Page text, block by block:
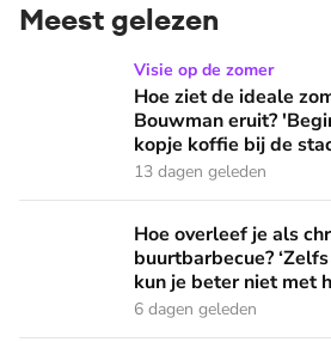
Meest gelezen
Hoe ziet de ideale zomerdag van
Visie op de zomer
Hoe ziet de ideale
Bouwman eruit?
kopje koffie bij de
13 dagen geleden
Hoe overleef je als christen de
Hoe overleef je als
buurtbarbecue?
kun je beter niet met
6 dagen geleden